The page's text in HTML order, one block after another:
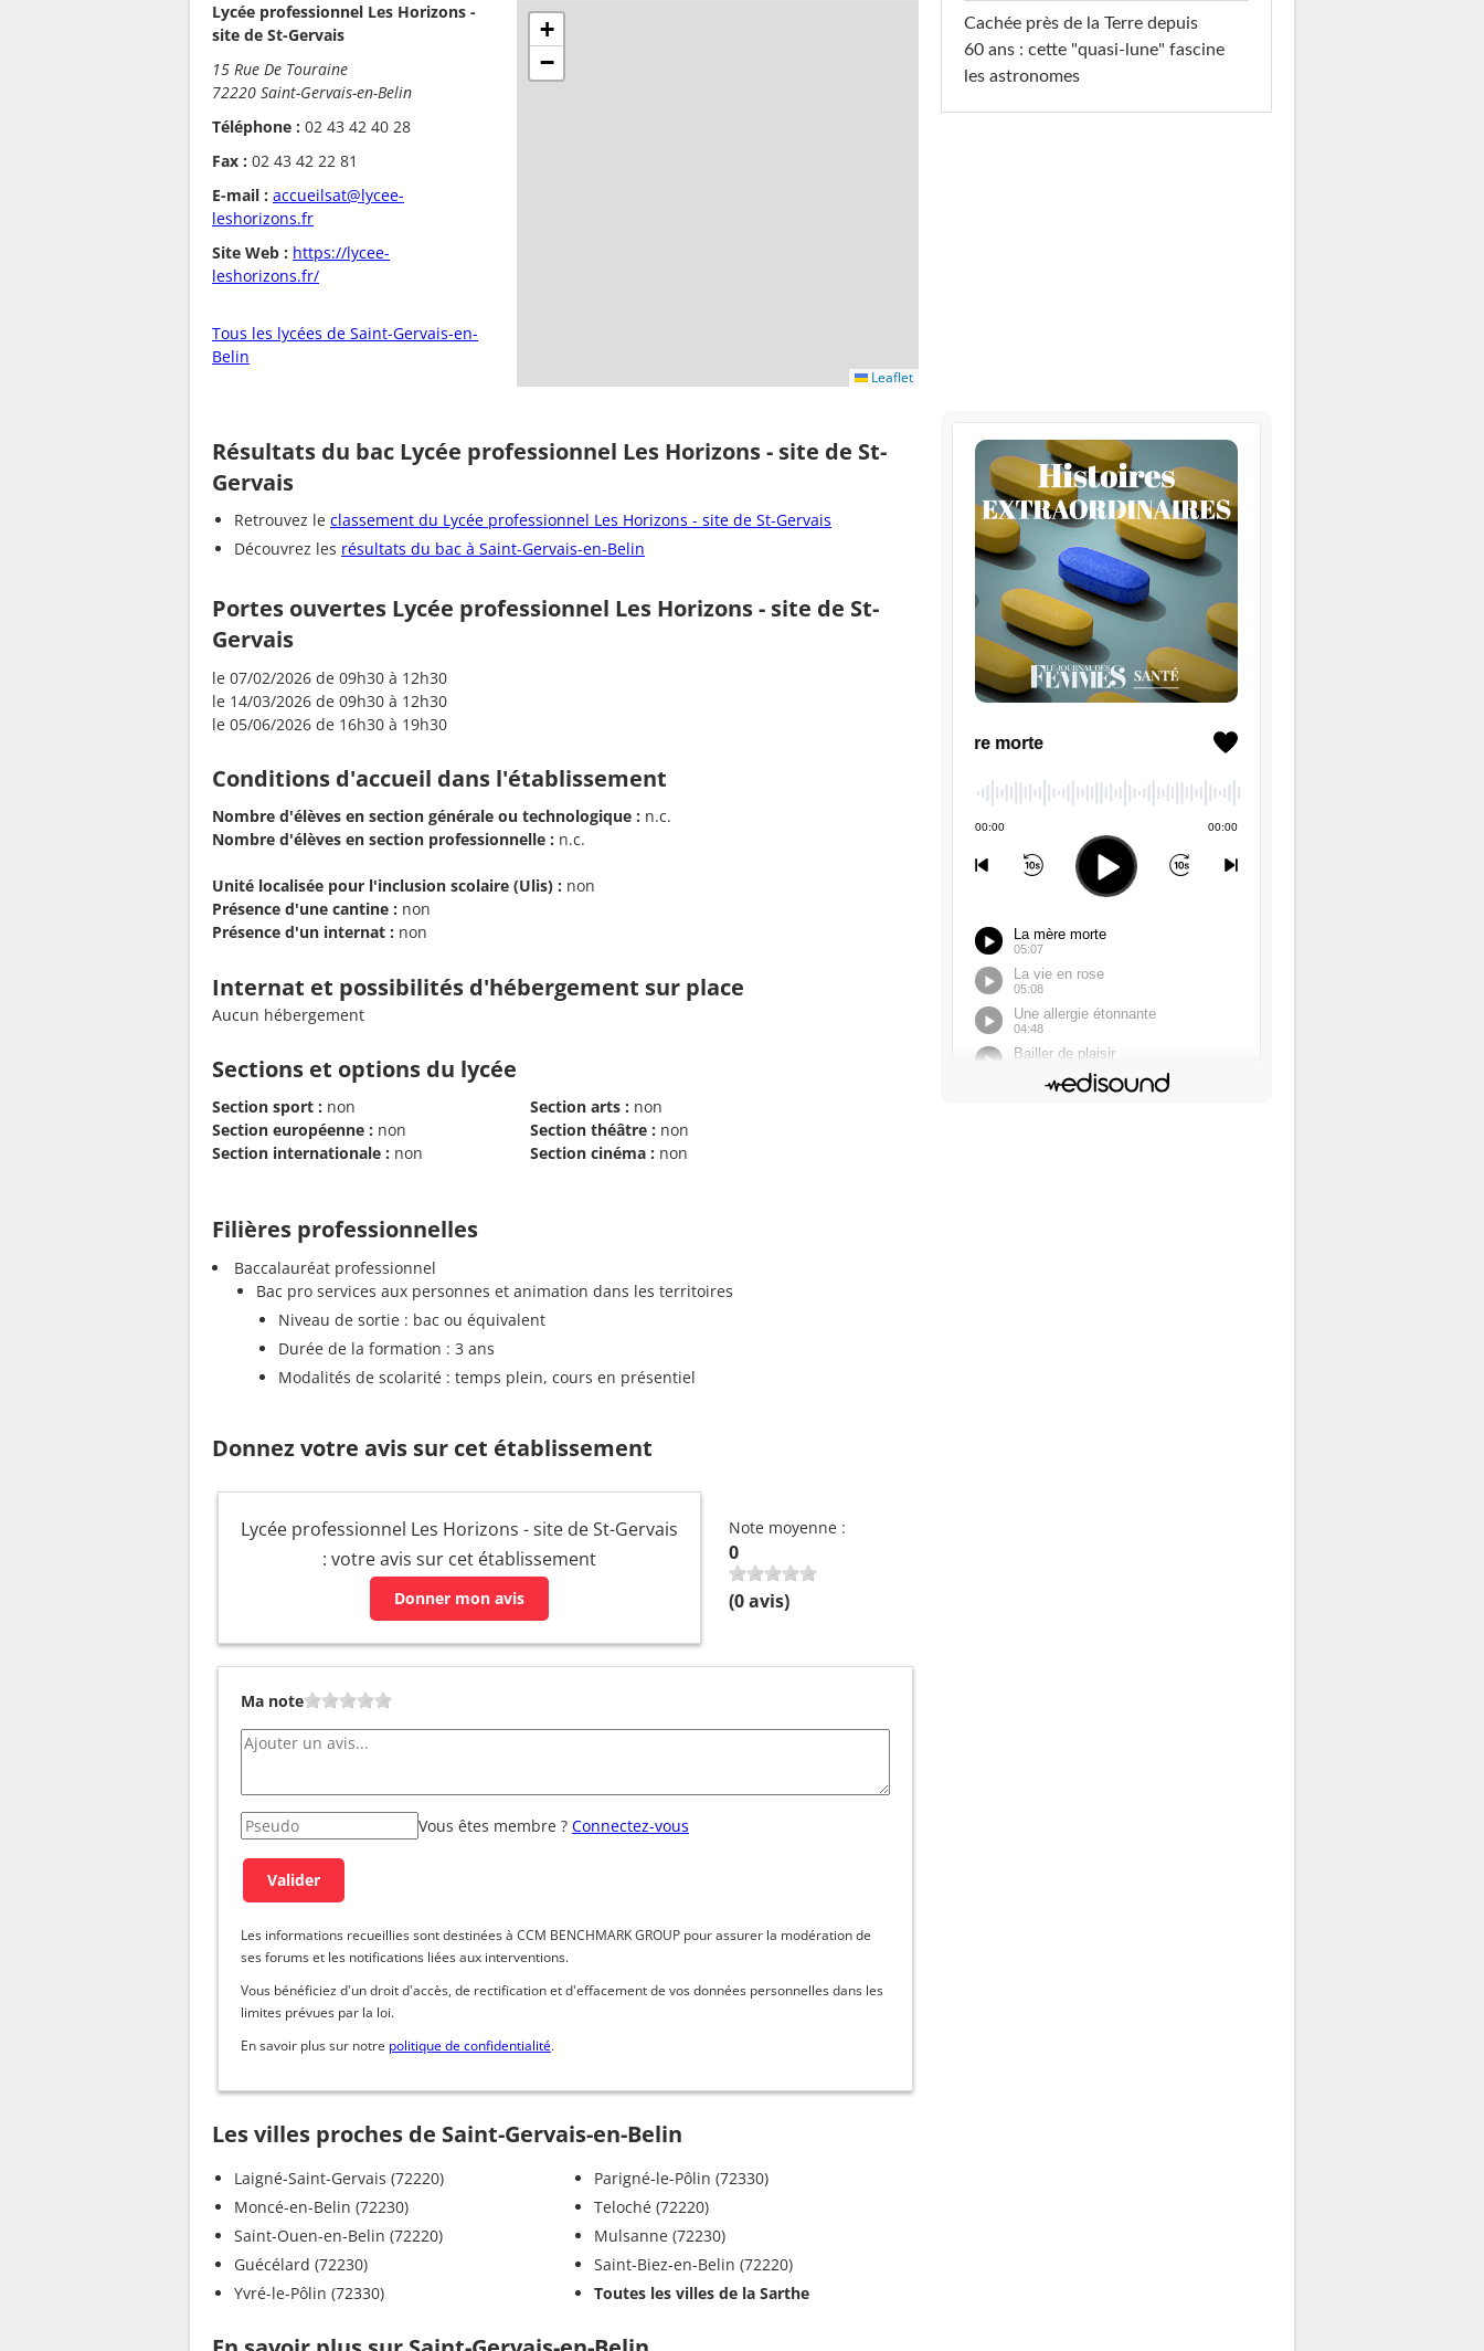
Lycée professionnel Les Horizons -
site de St-Gervais
15 Rue De Touraine
72220 Saint-Gervais-en-Belin
Téléphone : 02 43 42 40 28
Fax : 02 43 42 22 81
E-mail : accueilsat@lycee-
leshorizons.fr
Site Web : https://lycee-
leshorizons.fr/
Tous les lycées de Saint-Gervais-en-
Belin
+
−
Leaflet
Résultats du bac Lycée professionnel Les Horizons - site de St-
Gervais
Retrouvez le classement du Lycée professionnel Les Horizons - site de St-Gervais
Découvrez les résultats du bac à Saint-Gervais-en-Belin
Portes ouvertes Lycée professionnel Les Horizons - site de St-
Gervais
le 07/02/2026 de 09h30 à 12h30
le 14/03/2026 de 09h30 à 12h30
le 05/06/2026 de 16h30 à 19h30
Conditions d'accueil dans l'établissement
Nombre d'élèves en section générale ou technologique : n.c.
Nombre d'élèves en section professionnelle : n.c.
Unité localisée pour l'inclusion scolaire (Ulis) : non
Présence d'une cantine : non
Présence d'un internat : non
Internat et possibilités d'hébergement sur place
Aucun hébergement
Sections et options du lycée
Section sport : non
Section européenne : non
Section internationale : non
Section arts : non
Section théâtre : non
Section cinéma : non
Filières professionnelles
Baccalauréat professionnel
Bac pro services aux personnes et animation dans les territoires
Niveau de sortie : bac ou équivalent
Durée de la formation : 3 ans
Modalités de scolarité : temps plein, cours en présentiel
Donnez votre avis sur cet établissement
Lycée professionnel Les Horizons - site de St-Gervais
: votre avis sur cet établissement
Donner mon avis
Note moyenne :
0
(0avis)
Ma note
Vous êtes membre ? Connectez-vous
Les informations recueillies sont destinées à CCM BENCHMARK GROUP pour assurer la modération de
ses forums et les notifications liées aux interventions.
Vous bénéficiez d'un droit d'accès, de rectification et d'effacement de vos données personnelles dans les
limites prévues par la loi.
En savoir plus sur notre politique de confidentialité.
Les villes proches de Saint-Gervais-en-Belin
Laigné-Saint-Gervais (72220)
Moncé-en-Belin (72230)
Saint-Ouen-en-Belin (72220)
Guécélard (72230)
Yvré-le-Pôlin (72330)
Parigné-le-Pôlin (72330)
Teloché (72220)
Mulsanne (72230)
Saint-Biez-en-Belin (72220)
Toutes les villes de la Sarthe
Cachée près de la Terre depuis
60 ans : cette "quasi-lune" fascine
les astronomes